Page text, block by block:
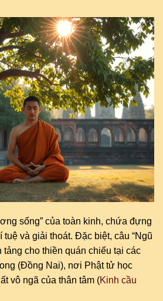
sống” của toàn kinh, chứa đựng
tuệ và giải thoát. Đặc biệt, câu “Ngũ
tảng cho thiền quán chiếu tại các
(Đồng Nai), nơi Phật tử học
vô ngã của thân tâm (Kinh cầu